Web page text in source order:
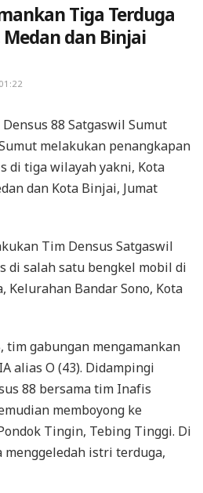
Tiga Terduga
Medan dan Binjai
88 Satgaswil Sumut
melakukan penangkapan
di tiga wilayah yakni, Kota
dan Kota Binjai, Jumat
Tim Densus Satgaswil
di salah satu bengkel mobil di
Kelurahan Bandar Sono, Kota
tim gabungan mengamankan
alias O (43). Didampingi
88 bersama tim Inafis
memboyong ke
Tingin, Tebing Tinggi. Di
istri terduga,